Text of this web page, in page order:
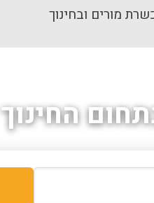
מורים ובחינוך
החינוך